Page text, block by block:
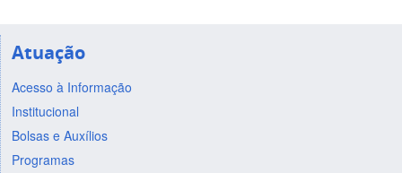
Atuação
Acesso à Informação
Institucional
Bolsas e Auxílios
Programas